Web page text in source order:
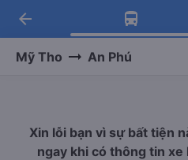
Tải app Vexere
Nhận ưu đãi thành
Tải app Vexere
-30k/ghế khi đặt
arrow_back
Mỹ Tho An Phú
Xin lỗi bạn vì sự bất tiện
ngay khi có thông tin